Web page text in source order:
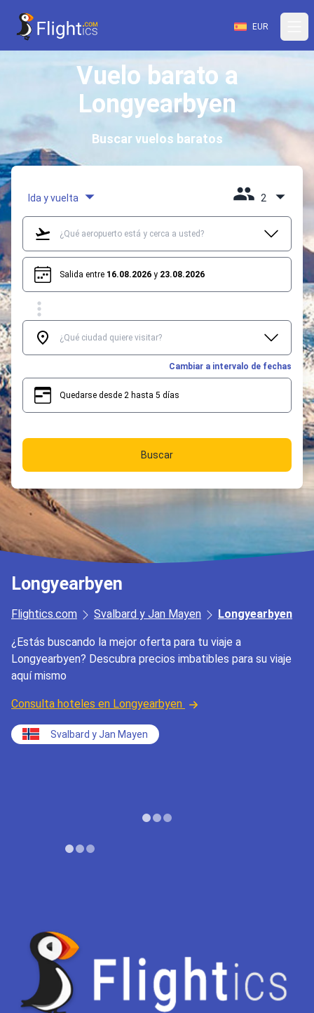
EUR
Vuelo barato a
Longyearbyen
Buscar vuelos baratos
Ida y vuelta 2
Salida entre 16.08.2026 y 23.08.2026
Cambiar a intervalo de fechas
Quedarse desde 2 hasta 5 días
Buscar
Longyearbyen
Flightics.com Svalbard y Jan Mayen Longyearbyen
¿Estás buscando la mejor oferta para tu viaje a
Longyearbyen? Descubra precios imbatibles para su viaje
aquí mismo
Consulta hoteles en Longyearbyen
Svalbard y Jan Mayen